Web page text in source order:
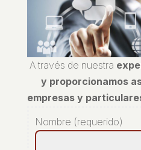
A través de nuestra
y proporcionamos
empresas y
Nombre (requerido)